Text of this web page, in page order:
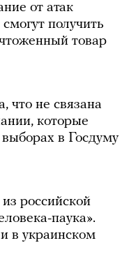
от атак
получить
товар
что не связана
которые
в Госдуму
российской
паука».
в украинском